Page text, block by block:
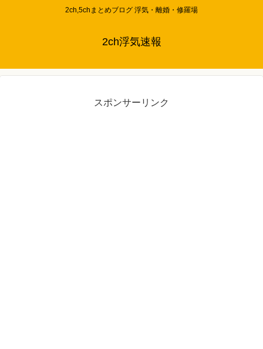
2ch,5chまとめブログ 浮気・離婚・修羅場
2ch浮気速報
スポンサーリンク